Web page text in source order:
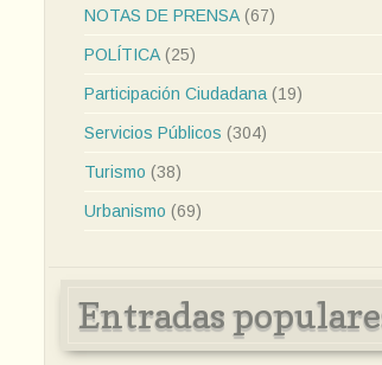
NOTAS DE PRENSA (67)
POLÍTICA (25)
Participación Ciudadana (19)
Servicios Públicos (304)
Turismo (38)
Urbanismo (69)
Entradas